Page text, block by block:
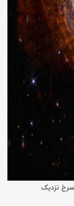
نزدیک